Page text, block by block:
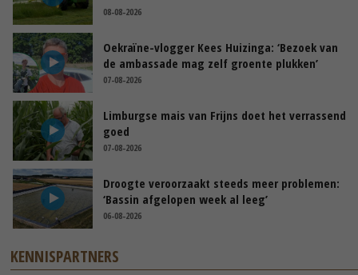
08-08-2026
Oekraïne-vlogger Kees Huizinga: ‘Bezoek van
de ambassade mag zelf groente plukken’
07-08-2026
Limburgse mais van Frijns doet het verrassend
goed
07-08-2026
Droogte veroorzaakt steeds meer problemen:
‘Bassin afgelopen week al leeg’
06-08-2026
KENNISPARTNERS